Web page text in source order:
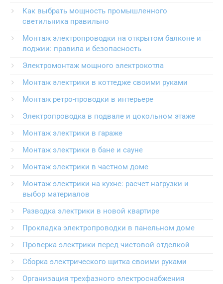
Как выбрать мощность промышленного
светильника правильно
Монтаж электропроводки на открытом балконе и
лоджии: правила и безопасность
Электромонтаж мощного электрокотла
Монтаж электрики в коттедже своими руками
Монтаж ретро-проводки в интерьере
Электропроводка в подвале и цокольном этаже
Монтаж электрики в гараже
Монтаж электрики в бане и сауне
Монтаж электрики в частном доме
Монтаж электрики на кухне: расчет нагрузки и
выбор материалов
Разводка электрики в новой квартире
Прокладка электропроводки в панельном доме
Проверка электрики перед чистовой отделкой
Сборка электрического щитка своими руками
Организация трехфазного электроснабжения